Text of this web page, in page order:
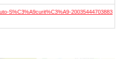
S%C3%A9curit%C3%A9-20035444703883